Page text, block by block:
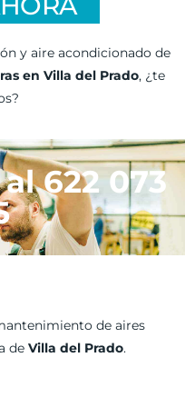
y aire acondicionado de
en Villa del Prado, ¿te
622 073
de aires
de Villa del Prado.